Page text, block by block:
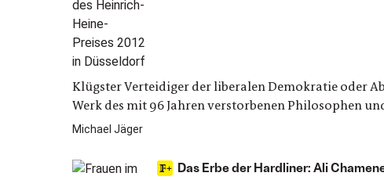
Klügster Verteidiger der liberalen Demokratie oder
Werk des mit 96 Jahren verstorbenen Philosophen
Michael Jäger
Das Erbe der Hardliner: Ali